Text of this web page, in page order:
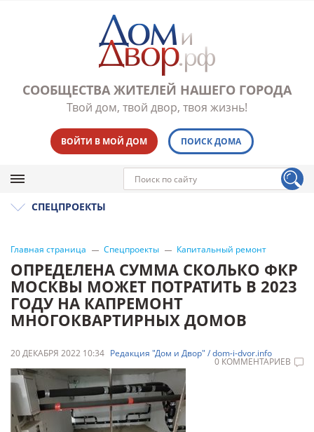
СООБЩЕСТВА ЖИТЕЛЕЙ НАШЕГО ГОРОДА
Твой дом, твой двор, твоя жизнь!
ВОЙТИ В МОЙ ДОМ ПОИСК ДОМА
СПЕЦПРОЕКТЫ
Главная страница Спецпроекты Капитальный ремонт
ОПРЕДЕЛЕНА СУММА СКОЛЬКО ФКР
МОСКВЫ МОЖЕТ ПОТРАТИТЬ В 2023
ГОДУ НА КАПРЕМОНТ
МНОГОКВАРТИРНЫХ ДОМОВ
20 ДЕКАБРЯ 2022 10:34 Редакция "Дом и Двор" / dom-i-dvor.info
0 КОММЕНТАРИЕВ